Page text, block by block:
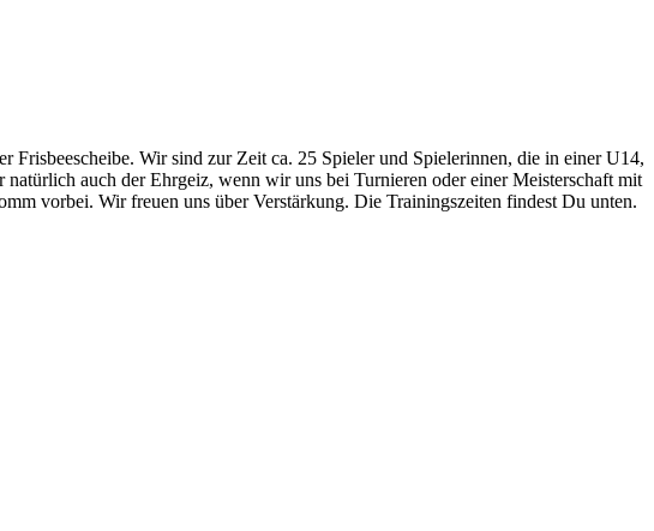
Wir sind zur Zeit ca. 25 Spieler und Spielerinnen, die in einer U14,
auch der Ehrgeiz, wenn wir uns bei Turnieren oder einer Meisterschaft mit
vorbei. Wir freuen uns über Verstärkung. Die Trainingszeiten findest Du unten.